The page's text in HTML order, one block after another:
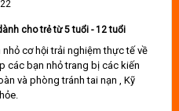
dành cho trẻ từ 5 tuổi - 12 tuổi
cơ hội trải nghiệm thực tế về
các bạn nhỏ trang bị các kiến
và phòng tránh tai nạn , Kỹ